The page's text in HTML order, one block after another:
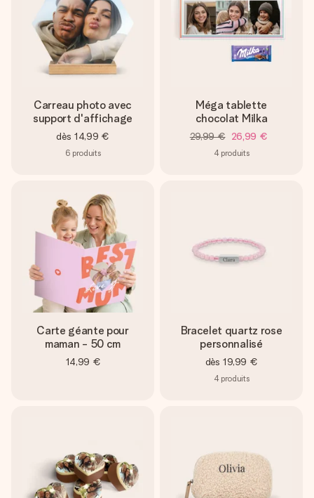
Carreau photo avec
support d'affichage
dès 14,99 €
6 produits
Méga tablette
chocolat Milka
29,99 € 26,99 €
4 produits
Carte géante pour
maman - 50 cm
14,99 €
Bracelet quartz rose
personnalisé
dès 19,99 €
4 produits